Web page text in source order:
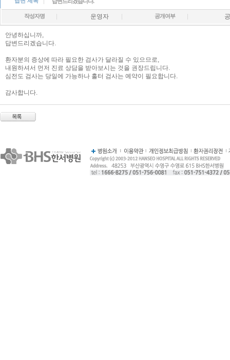
작성자명 운영자 공개여부
안녕하십니까,
답변드리겠습니다.
환자분의 증상에 따라 필요한 검사가 달라질 수 있으므로,
내원하셔서 먼저 진료 상담을 받아보시는 것을 권장드립니다.
심전도 검사는 당일에 가능하나 홀터 검사는 예약이 필요합니다.
감사합니다.